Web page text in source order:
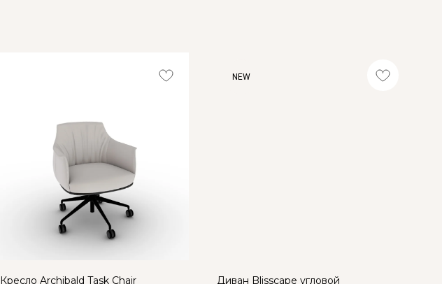
Кресло Archibald Task Chair
NEW
Диван Blisscape угловой